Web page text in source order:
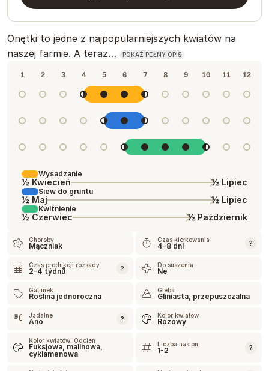
Onętki to jedne z najpopularniejszych kwiatów na
naszej farmie. A teraz…
POKAŻ PEŁNY OPIS
1 2 3 4 5 6 7 8 9 10 11 12
Wysadzanie
½ Kwiecień ½ Lipiec
Siew do gruntu
½ Maj ½ Lipiec
Kwitnienie
½ Czerwiec ½ Październik
Choroby
Mączniak
Czas kiełkowania
4-8 dní ?
Czas produkcji rozsady
2-4 týdnů ? Do suszenia
Ne
Gatunek
Roślina jednoroczna
Gleba
Gliniasta, przepuszczalna
Jadalne
Ano ? Kolor kwiatów
Różowy
Kolor kwiatów: Odcień
Fuksjowa, malinowa,
cyklamenowa
Liczba nasion
1-2 ?